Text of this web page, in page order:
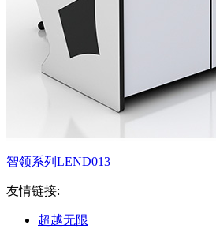
智领系列LEND013
友情链接:
超越无限